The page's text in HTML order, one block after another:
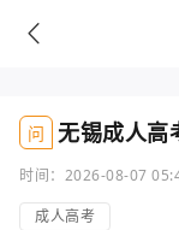
问 无锡成人高
时间：2026-08-07
成人高考